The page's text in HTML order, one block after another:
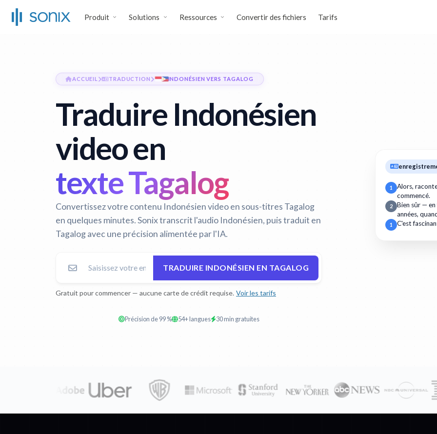
Produit Solutions Ressources Convertir des fichiers Tarifs
ACCUEIL TRADUCTION INDONÉSIEN VERS TAGALOG
Traduire Indonésien
video en
texte Tagalog
Convertissez votre contenu Indonésien video en sous-titres Tagalog
en quelques minutes. Sonix transcrit l'audio Indonésien, puis traduit en
Tagalog avec une précision alimentée par l'IA.
TRADUIRE INDONÉSIEN EN TAGALOG
Gratuit pour commencer — aucune carte de crédit requise. Voir les tarifs
Précision de 99 % 54+ langues 30 min gratuites
1
Alors,
commencé.
2
Bien sûr —
années,
1 C'est